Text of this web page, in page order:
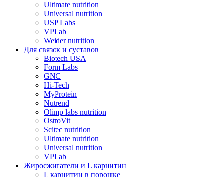
Ultimate nutrition
Universal nutrition
USP Labs
VPLab
Weider nutrition
Для связок и суставов
Biotech USA
Form Labs
GNC
Hi-Tech
MyProtein
Nutrend
Olimp labs nutrition
OstroVit
Scitec nutrition
Ultimate nutrition
Universal nutrition
VPLab
Жиросжигатели и L карнитин
L карнитин в порошке